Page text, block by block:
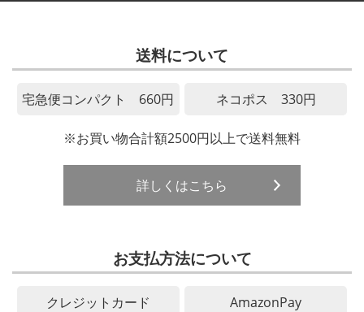
送料について
宅急便コンパクト 660円 ネコポス 330円
※お買い物合計額2500円以上で送料無料
詳しくはこちら
お支払方法について
クレジットカード AmazonPay